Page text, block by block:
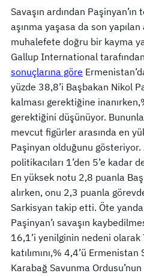
Savaşın ardından
aşınma yaşasa da son
muhalefete doğru bir kayma
Gallup International
sonuçlarına göre
yüzde 38,8’i Başbakan Nikol
kalması gerektiğine
gerektiğini düşünüyor.
mevcut figürler arasında en
Paşinyan olduğunu
politikacıları 1’den 5’e kadar
En yüksek notu 2,8 puanla
alırken, onu 2,3 ​​puanla
Sarkisyan takip etti. Öte
Paşinyan’ı savaşın
16,1’i yenilginin nedeni olarak
katılımını,% 4,4’ü Ermenistan
Karabağ Savunma Ordusu’nun